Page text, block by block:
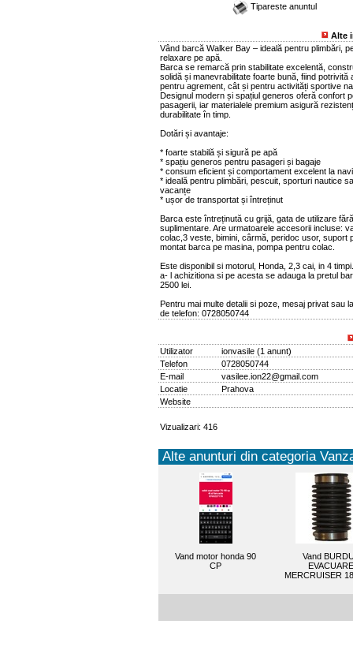
Tipareste anuntul
Alte
Vând barcă Walker Bay – ideală pentru plimbări,
relaxare pe apă.
Barca se remarcă prin stabilitate excelentă,
solidă și manevrabilitate foarte bună, fiind potrivită
pentru agrement, cât și pentru activități sportive
Designul modern și spațiul generos oferă confort
pasagerii, iar materialele premium asigură
durabilitate în timp.
Dotări și avantaje:
* foarte stabilă și sigură pe apă
* spațiu generos pentru pasageri și bagaje
* consum eficient și comportament excelent la
* ideală pentru plimbări, pescuit, sporturi nautice
vacanțe
* ușor de transportat și întreținut
Barca este întreținută cu grijă, gata de utilizare
suplimentare. Are urmatoarele accesorii incluse:
colac,3 veste, bimini, cârmă, peridoc usor, suport
montat barca pe masina, pompa pentru colac.
Este disponibil si motorul, Honda, 2,3 cai, in 4
a- l achizitiona si pe acesta se adauga la pretul
2500 lei.
Pentru mai multe detalii si poze, mesaj privat sau
de telefon: 0728050744
Utilizator ionvasile(1 anunt)
Telefon
0728050744
E-mail
vasilee.ion22@gmail.com
Locatie
Prahova
Website
Vizualizari: 416
Alte anunturi din categoria
Vand motor honda 90
CP
Vand
EVACUARE
MERCRUISER